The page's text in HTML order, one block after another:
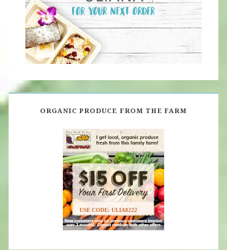
ORGANIC PRODUCE FROM THE FARM
USE CODE: ULIA8222